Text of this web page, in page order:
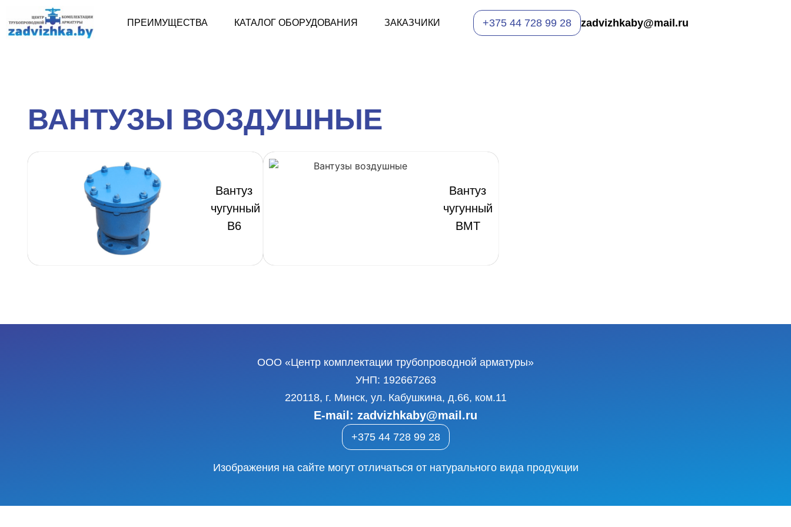
ПРЕИМУЩЕСТВА КАТАЛОГ ОБОРУДОВАНИЯ ЗАКАЗЧИКИ +375 44 728 99 28 zadvizhkaby@mail.ru
ВАНТУЗЫ ВОЗДУШНЫЕ
Вантуз
чугунный
В6
Вантуз
чугунный
ВМТ
ООО «Центр комплектации трубопроводной арматуры»
УНП: 192667263
220118, г. Минск, ул. Кабушкина, д.66, ком.11
E-mail: zadvizhkaby@mail.ru
+375 44 728 99 28
Изображения на сайте могут отличаться от натурального вида продукции